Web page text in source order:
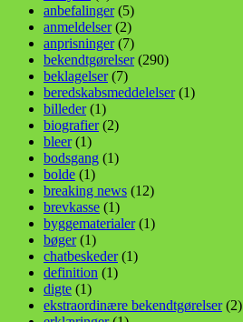
anbefalinger(5)
anmeldelser(2)
anprisninger(7)
bekendtgørelser(290)
beklagelser(7)
beredskabsmeddelelser(1)
billeder(1)
biografier(2)
bleer(1)
bodsgang (1)
bolde (1)
breaking news (12)
brevkasse (1)
byggematerialer(1)
bøger(1)
chatbeskeder(1)
definition (1)
digte (1)
ekstraordinære bekendtgørelser(2)